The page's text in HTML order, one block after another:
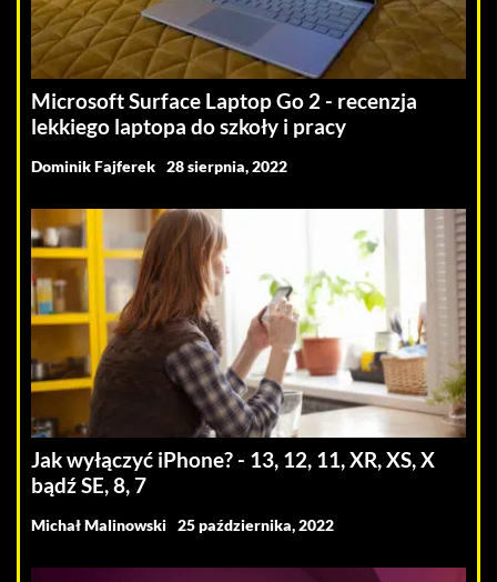
Microsoft Surface Laptop Go 2 - recenzja
lekkiego laptopa do szkoły i pracy
Dominik Fajferek 28 sierpnia, 2022
Jak wyłączyć iPhone? - 13, 12, 11, XR, XS, X
bądź SE, 8, 7
Michał Malinowski 25 października, 2022